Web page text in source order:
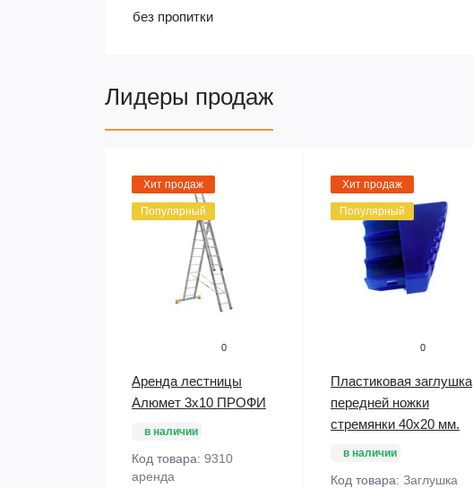
без пропитки
Лидеры продаж
Хит продаж
Популярный
0
Аренда лестницы
Алюмет 3х10 ПРОФИ
в наличии
Код товара: 9310
аренда
Хит продаж
Популярный
0
Пластиковая заглушка
передней ножки
стремянки 40х20 мм.
в наличии
Код товара: Заглушка